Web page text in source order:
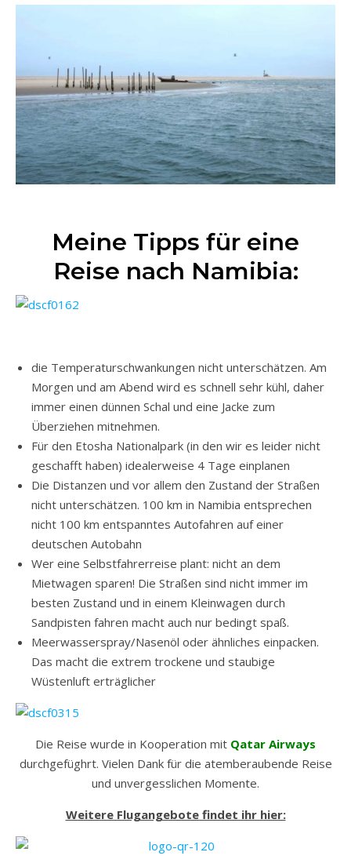
Meine Tipps für eine
Reise nach Namibia:
die Temperaturschwankungen nicht unterschätzen. Am
Morgen und am Abend wird es schnell sehr kühl, daher
immer einen dünnen Schal und eine Jacke zum
Überziehen mitnehmen.
Für den Etosha Nationalpark (in den wir es leider nicht
geschafft haben) idealerweise 4 Tage einplanen
Die Distanzen und vor allem den Zustand der Straßen
nicht unterschätzen. 100 km in Namibia entsprechen
nicht 100 km entspanntes Autofahren auf einer
deutschen Autobahn
Wer eine Selbstfahrerreise plant: nicht an dem
Mietwagen sparen! Die Straßen sind nicht immer im
besten Zustand und in einem Kleinwagen durch
Sandpisten fahren macht auch nur bedingt spaß.
Meerwasserspray/Nasenöl oder ähnliches einpacken.
Das macht die extrem trockene und staubige
Wüstenluft erträglicher
Die Reise wurde in Kooperation mit Qatar Airways
durchgefüghrt. Vielen Dank für die atemberaubende Reise
und unvergesslichen Momente.
Weitere Flugangebote findet ihr hier: